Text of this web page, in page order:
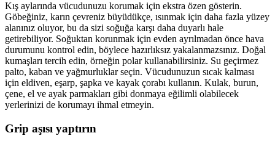
Kış aylarında vücudunuzu korumak için ekstra özen gösterin.
Göbeğiniz, karın çevreniz büyüdükçe, ısınmak için daha fazla yüzey
alanınız oluyor, bu da sizi soğuğa karşı daha duyarlı hale
getirebiliyor. Soğuktan korunmak için evden ayrılmadan önce hava
durumunu kontrol edin, böylece hazırlıksız yakalanmazsınız. Doğal
kumaşları tercih edin, örneğin polar kullanabilirsiniz. Su geçirmez
palto, kaban ve yağmurluklar seçin. Vücudunuzun sıcak kalması
için eldiven, eşarp, şapka ve kayak çorabı kullanın. Kulak, burun,
çene, el ve ayak parmakları gibi donmaya eğilimli olabilecek
yerlerinizi de korumayı ihmal etmeyin.
Grip aşısı yaptırın